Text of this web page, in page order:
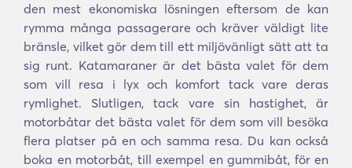
den mest ekonomiska lösningen eftersom de kan
rymma många passagerare och kräver väldigt lite
bränsle, vilket gör dem till ett miljövänligt sätt att ta
sig runt. Katamaraner är det bästa valet för dem
som vill resa i lyx och komfort tack vare deras
rymlighet. Slutligen, tack vare sin hastighet, är
motorbåtar det bästa valet för dem som vill besöka
flera platser på en och samma resa. Du kan också
boka en motorbåt, till exempel en gummibåt, för en